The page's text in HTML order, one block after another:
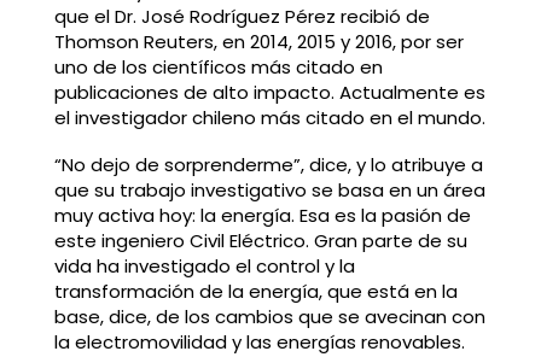
que el Dr. José Rodríguez Pérez recibió de
Thomson Reuters, en 2014, 2015 y 2016, por ser
uno de los científicos más citado en
publicaciones de alto impacto. Actualmente es
el investigador chileno más citado en el mundo.
“No dejo de sorprenderme”, dice, y lo atribuye a
que su trabajo investigativo se basa en un área
muy activa hoy: la energía. Esa es la pasión de
este ingeniero Civil Eléctrico. Gran parte de su
vida ha investigado el control y la
transformación de la energía, que está en la
base, dice, de los cambios que se avecinan con
la electromovilidad y las energías renovables.